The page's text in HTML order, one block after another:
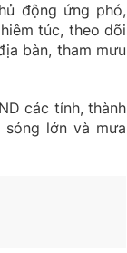
động ứng phó,
túc, theo dõi
bàn, tham mưu
các tỉnh, thành
lớn và mưa